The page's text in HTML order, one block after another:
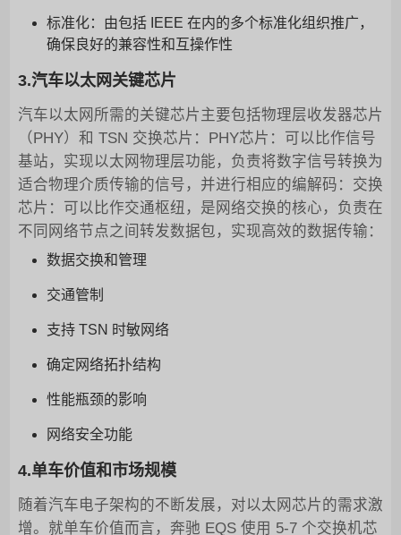
标准化：由包括 IEEE 在内的多个标准化组织推广，
确保良好的兼容性和互操作性
3.汽车以太网关键芯片
汽车以太网所需的关键芯片主要包括物理层收发器芯片
（PHY）和 TSN 交换芯片：PHY芯片：可以比作信号
基站，实现以太网物理层功能，负责将数字信号转换为
适合物理介质传输的信号，并进行相应的编解码：交换
芯片：可以比作交通枢纽，是网络交换的核心，负责在
不同网络节点之间转发数据包，实现高效的数据传输：
数据交换和管理
交通管制
支持 TSN 时敏网络
确定网络拓扑结构
性能瓶颈的影响
网络安全功能
4.单车价值和市场规模
随着汽车电子架构的不断发展，对以太网芯片的需求激
增。就单车价值而言，奔驰 EQS 使用 5-7 个交换机芯